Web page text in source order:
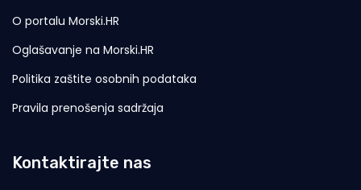
O portalu Morski.HR
Oglašavanje na Morski.HR
Politika zaštite osobnih podataka
Pravila prenošenja sadržaja
Kontaktirajte nas